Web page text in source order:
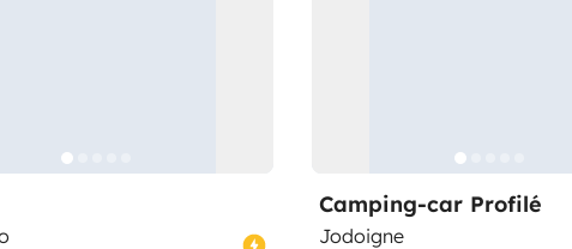
Camping-car Profilé
Jodoigne